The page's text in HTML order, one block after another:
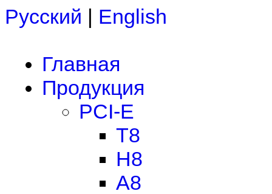
Русский | English
Главная
Продукция
PCI-E
T8
H8
A8